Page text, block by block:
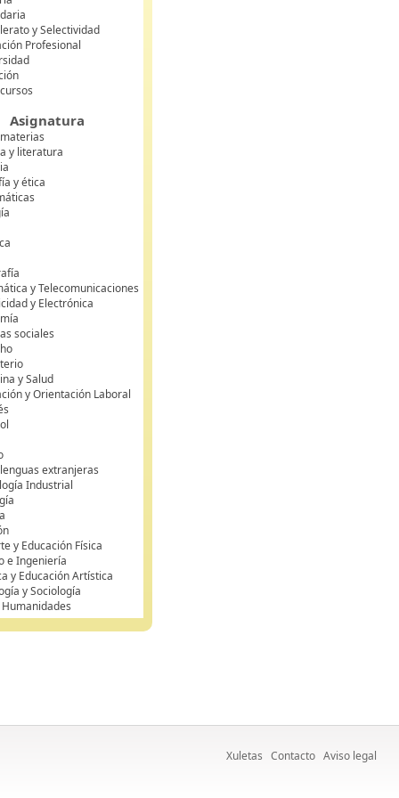
y Selectividad
Profesional
Asignatura
y literatura
y ética
y Telecomunicaciones
y Electrónica
sociales
y Salud
y Orientación Laboral
extranjeras
Industrial
y Educación Física
e Ingeniería
y Educación Artística
y Sociología
Xuletas Contacto Aviso legal